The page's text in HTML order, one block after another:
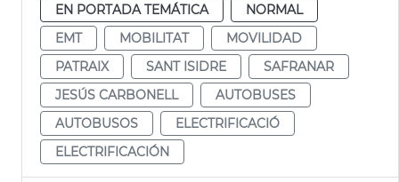
EN PORTADA TEMÁTICA
NORMAL
EMT
MOBILITAT
MOVILIDAD
PATRAIX
SANT ISIDRE
SAFRANAR
JESÚS CARBONELL
AUTOBUSES
AUTOBUSOS
ELECTRIFICACIÓ
ELECTRIFICACIÓN